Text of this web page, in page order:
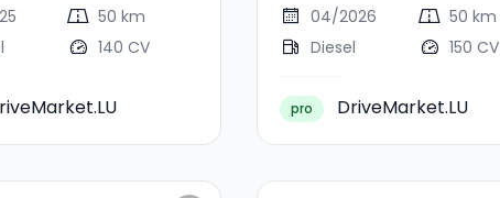
50 km
140 CV
04/2026
50 km
Diesel
150 CV
pro DriveMarket.LU